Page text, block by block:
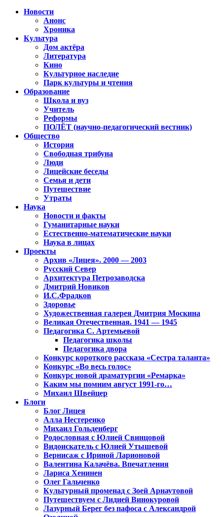
Новости
Анонс
Хроника
Культура
Дом актёра
Литература
Кино
Культурное наследие
Парк культуры и чтения
Образование
Школа и вуз
Учитель
Реформы
ПОЛЁТ (научно-педагогический вестник)
Общество
История
Свободная трибуна
Люди
Лицейские беседы
Семья и дети
Путешествие
Утраты
Наука
Новости и факты
Гуманитарные науки
Естественно-математические науки
Наука в лицах
Проекты
Архив «Лицея». 2000 — 2003
Русский Север
Архитектура Петрозаводска
Дмитрий Новиков
И.С.Фрадков
Здоровье
Художественная галерея Дмитрия Москина
Великая Отечественная. 1941 — 1945
Педагогика С. Артемьевой
Педагогика школы
Педагогика двора
Конкурс короткого рассказа «Сестра таланта»
Конкурс «Во весь голос»
Конкурс новой драматургии «Ремарка»
Каким мы помним август 1991-го…
Михаил Швейцер
Блоги
Блог Лицея
Алла Нестеренко
Михаил Гольденберг
Родословная с Юлией Свинцовой
Видоискатель с Юлией Утышевой
Вернисаж с Ириной Ларионовой
Валентина Калачёва. Впечатления
Лариса Хенинен
Олег Гальченко
Культурный променад с Зоей Арнаутовой
Путешествуем с Лидией Винокуровой
Лазурный Берег без пафоса с Александрой